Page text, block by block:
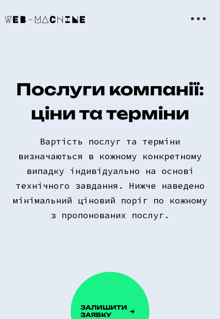
Послуги компанії:
ціни та терміни
Вартість послуг та терміни
визначаються в кожному конкретному
випадку індивідуально на основі
технічного завдання. Нижче наведено
мінімальний ціновий поріг по кожному
з пропонованих послуг.
ЗАЛИШИТИ
ЗАЯВКУ